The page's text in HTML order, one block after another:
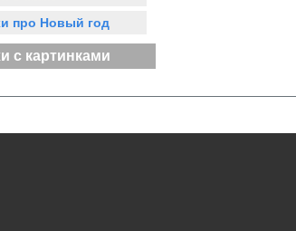
про Новый год
с картинками